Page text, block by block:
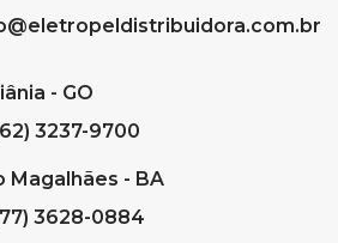
- GO
3237-9700
Magalhães - BA
3628-0884